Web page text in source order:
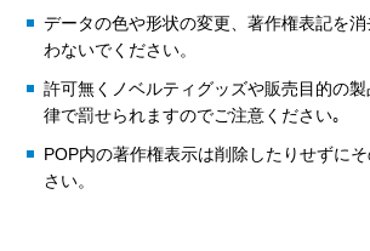
データの色や形状の変更、著作権表記を
わないでください。
許可無くノベルティグッズや販売目的の
律で罰せられますのでご注意ください｡
POP内の著作権表示は削除したりせずに
さい。